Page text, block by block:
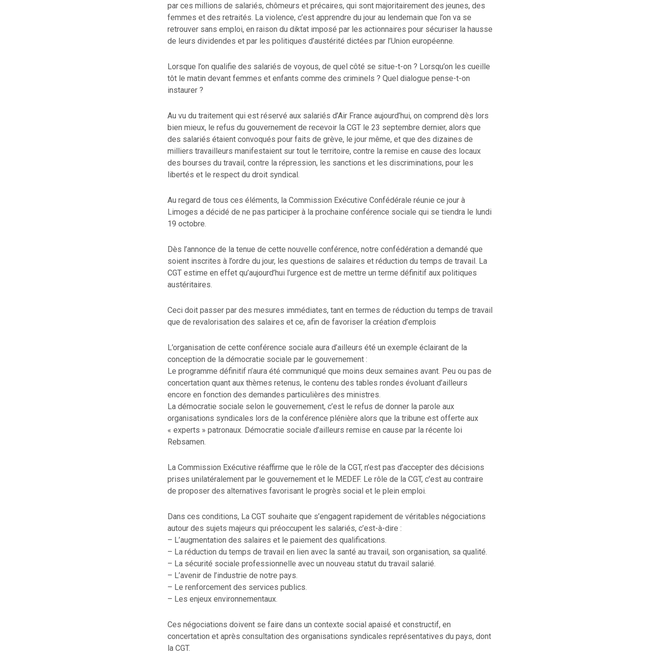
par ces millions de salariés, chômeurs et précaires, qui sont majoritairement des jeunes, des
femmes et des retraités. La violence, c’est apprendre du jour au lendemain que l’on va se
retrouver sans emploi, en raison du diktat imposé par les actionnaires pour sécuriser la hausse
de leurs dividendes et par les politiques d’austérité dictées par l’Union européenne.
Lorsque l’on qualifie des salariés de voyous, de quel côté se situe-t-on ? Lorsqu’on les cueille
tôt le matin devant femmes et enfants comme des criminels ? Quel dialogue pense-t-on
instaurer ?
Au vu du traitement qui est réservé aux salariés d’Air France aujourd’hui, on comprend dès lors
bien mieux, le refus du gouvernement de recevoir la CGT le 23 septembre dernier, alors que
des salariés étaient convoqués pour faits de grève, le jour même, et que des dizaines de
milliers travailleurs manifestaient sur tout le territoire, contre la remise en cause des locaux
des bourses du travail, contre la répression, les sanctions et les discriminations, pour les
libertés et le respect du droit syndical.
Au regard de tous ces éléments, la Commission Exécutive Confédérale réunie ce jour à
Limoges a décidé de ne pas participer à la prochaine conférence sociale qui se tiendra le lundi
19 octobre.
Dès l’annonce de la tenue de cette nouvelle conférence, notre confédération a demandé que
soient inscrites à l’ordre du jour, les questions de salaires et réduction du temps de travail. La
CGT estime en effet qu’aujourd’hui l’urgence est de mettre un terme définitif aux politiques
austéritaires.
Ceci doit passer par des mesures immédiates, tant en termes de réduction du temps de travail
que de revalorisation des salaires et ce, afin de favoriser la création d’emplois
L’organisation de cette conférence sociale aura d’ailleurs été un exemple éclairant de la
conception de la démocratie sociale par le gouvernement :
Le programme définitif n’aura été communiqué que moins deux semaines avant. Peu ou pas de
concertation quant aux thèmes retenus, le contenu des tables rondes évoluant d’ailleurs
encore en fonction des demandes particulières des ministres.
La démocratie sociale selon le gouvernement, c’est le refus de donner la parole aux
organisations syndicales lors de la conférence plénière alors que la tribune est offerte aux
« experts » patronaux. Démocratie sociale d’ailleurs remise en cause par la récente loi
Rebsamen.
La Commission Exécutive réaffirme que le rôle de la CGT, n’est pas d’accepter des décisions
prises unilatéralement par le gouvernement et le MEDEF. Le rôle de la CGT, c’est au contraire
de proposer des alternatives favorisant le progrès social et le plein emploi.
Dans ces conditions, La CGT souhaite que s’engagent rapidement de véritables négociations
autour des sujets majeurs qui préoccupent les salariés, c’est-à-dire :
– L’augmentation des salaires et le paiement des qualifications.
– La réduction du temps de travail en lien avec la santé au travail, son organisation, sa qualité.
– La sécurité sociale professionnelle avec un nouveau statut du travail salarié.
– L’avenir de l’industrie de notre pays.
– Le renforcement des services publics.
– Les enjeux environnementaux.
Ces négociations doivent se faire dans un contexte social apaisé et constructif, en
concertation et après consultation des organisations syndicales représentatives du pays, dont
la CGT.